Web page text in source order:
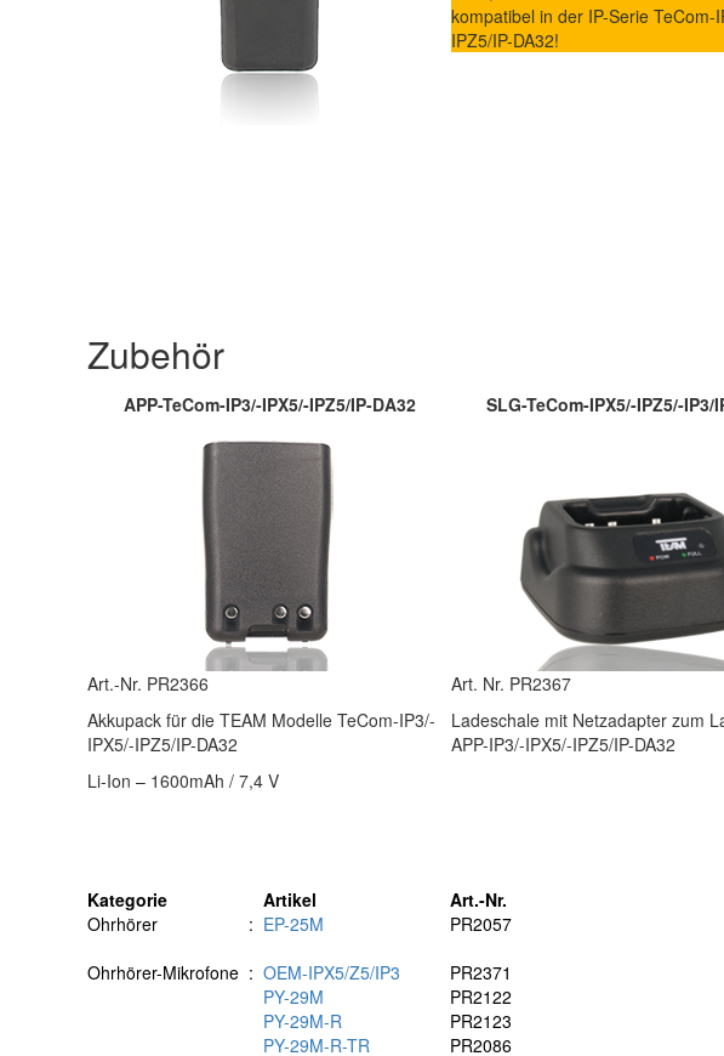
kompatibel in der IP-Serie TeCom-
IPZ5/IP-DA32!
Zubehör
APP-TeCom-IP3/-IPX5/-IPZ5/IP-DA32
Art.-Nr. PR2366
Akkupack für die TEAM Modelle TeCom-IP3/-
IPX5/-IPZ5/IP-DA32
Li-Ion – 1600mAh / 7,4 V
SLG-TeCom-IPX5/-IPZ5/-IP3/
Art. Nr. PR2367
Ladeschale mit Netzadapter zum
APP-IP3/-IPX5/-IPZ5/IP-DA32
Kategorie Artikel
Art.-Nr.
Ohrhörer
: EP-25M
PR2057
Ohrhörer-Mikrofone : OEM-IPX5/Z5/IP3
PR2371
PY-29M
PR2122
PY-29M-R
PR2123
PY-29M-R-TR
PR2086